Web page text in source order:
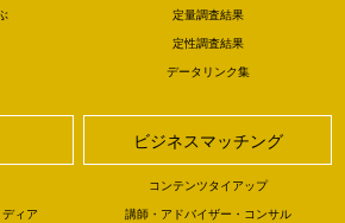
定量調査結果
定性調査結果
データリンク集
ィア
ビジネスマッチング
コンテンツタイアップ
講師・アドバイザー・コンサル